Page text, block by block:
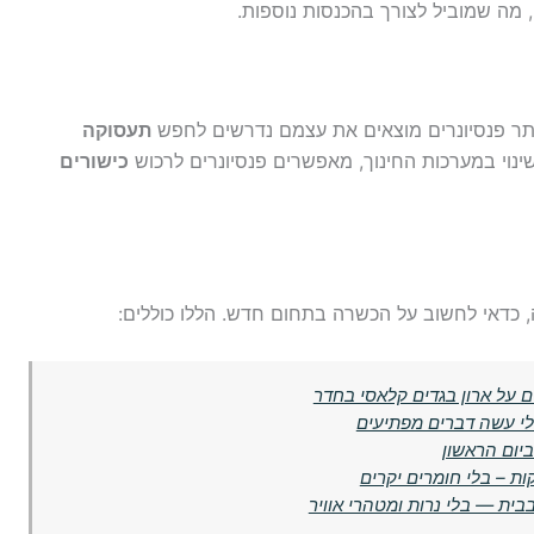
שמוביל לצורך בהכנסות נוספות.
פנסיונרים מוצאים את עצמם נדרשים לחפש תעסוקה
במערכות החינוך, מאפשרים פנסיונרים לרכוש כישורים
כדאי לחשוב על הכשרה בתחום חדש. הללו כוללים:
על ארון בגדים קלאסי בחדר
עשה דברים מפתיעים
הראשון
— בלי נרות ומטהרי אוויר